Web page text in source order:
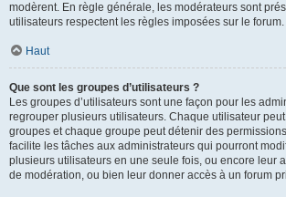
modèrent. En règle générale, les modérateurs sont
utilisateurs respectent les règles imposées sur le forum.
Haut
Que sont les groupes d’utilisateurs ?
Les groupes d’utilisateurs sont une façon pour les
regrouper plusieurs utilisateurs. Chaque utilisateur
groupes et chaque groupe peut détenir des
facilite les tâches aux administrateurs qui pourront
plusieurs utilisateurs en une seule fois, ou encore leur
de modération, ou bien leur donner accès à un forum